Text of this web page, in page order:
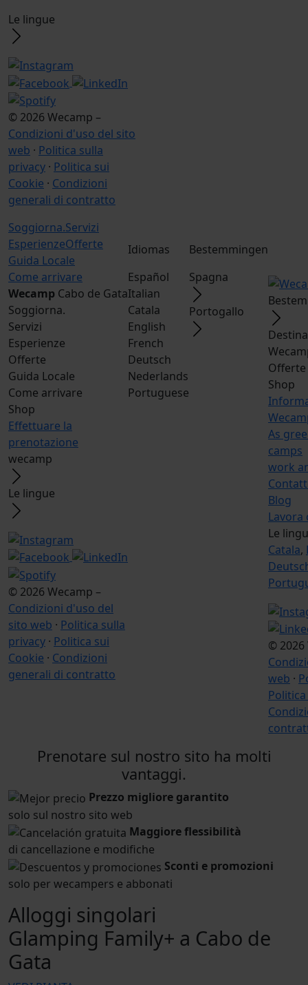
Le lingue
© 2026 Wecamp –
Condizioni d'uso del sito
web · Politica sulla
privacy · Politica sui
Cookie · Condizioni
generali di contratto
Soggiorna.Servizi
EsperienzeOfferte
Guida Locale
Come arrivare
Wecamp Cabo de Gata
Soggiorna.
Servizi
Esperienze
Offerte
Guida Locale
Come arrivare
Shop
Effettuare la
prenotazione
wecamp
Le lingue
© 2026 Wecamp –
Condizioni d'uso del
sito web · Politica sulla
privacy · Politica sui
Cookie · Condizioni
generali di contratto
Idiomas
Español
Italian
Catala
English
French
Deutsch
Nederlands
Portuguese
Bestemmingen
Spagna
Portogallo
Offerte
Shop
As
camps
work
Blog
Lavora
Le
Catala,
© 2026
web ·
Prenotare sul nostro sito ha molti
vantaggi.
Prezzo migliore garantito
solo sul nostro sito web
Maggiore flessibilità
di cancellazione e modifiche
Sconti e promozioni
solo per wecampers e abbonati
Alloggi singolari
Glamping Family+ a Cabo de
Gata